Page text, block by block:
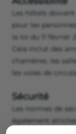
Les hôtels
pour les
la loi du 11 février
Cela inclut des
chambres, les
les voies de
Sécurité
Les normes de
également